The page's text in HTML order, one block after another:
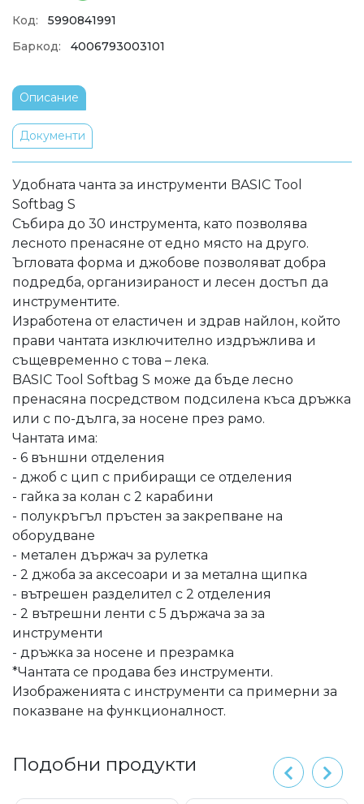
Код:
5990841991
Баркод:
4006793003101
Описание
Документи
Удобната чанта за инструменти BASIC Tool
Softbag S
Събира до 30 инструмента, като позволява
лесното пренасяне от едно място на друго.
Ъгловата форма и джобове позволяват добра
подредба, организираност и лесен достъп да
инструментите.
Изработена от еластичен и здрав найлон, който
прави чантата изключително издръжлива и
същевременно с това – лека.
BASIC Tool Softbag S може да бъде лесно
пренасяна посредством подсилена къса дръжка
или с по-дълга, за носене през рамо.
Чантата има:
- 6 външни отделения
- джоб с цип с прибиращи се отделения
- гайка за колан с 2 карабини
- полукръгъл пръстен за закрепване на
оборудване
- метален държач за рулетка
- 2 джоба за аксесоари и за метална щипка
- вътрешен разделител с 2 отделения
- 2 вътрешни ленти с 5 държача за за
инструменти
- дръжка за носене и презрамка
*Чантата се продава без инструменти.
Изображенията с инструменти са примерни за
показване на функционалност.
Подобни продукти